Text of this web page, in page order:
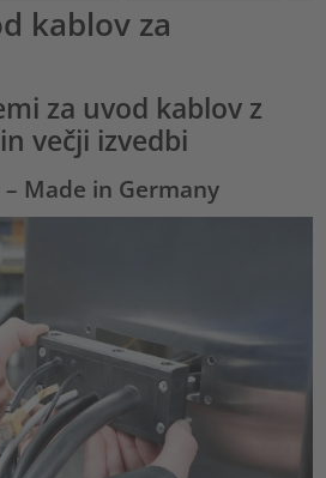
kablov za
za uvod kablov z
večji izvedbi
Made in Germany